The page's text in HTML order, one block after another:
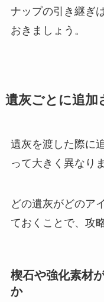
ナップの引き継ぎ
おきましょう。
遺灰ごとに追加
遺灰を渡した際に
って大きく異なりま
どの遺灰がどのア
ておくことで、攻
楔石や強化素材
か